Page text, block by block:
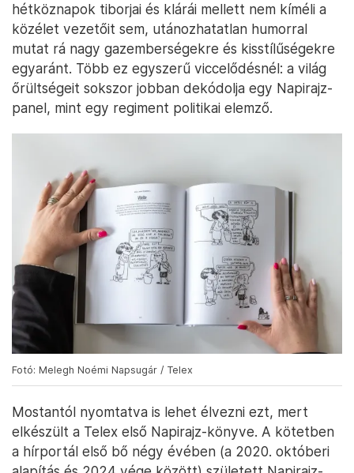
hétköznapok tiborjai és klárái mellett nem kíméli a
közélet vezetőit sem, utánozhatatlan humorral
mutat rá nagy gazemberségekre és kisstílűségekre
egyaránt. Több ez egyszerű viccelődésnél: a világ
őrültségeit sokszor jobban dekódolja egy Napirajz-
panel, mint egy regiment politikai elemző.
Fotó: Melegh Noémi Napsugár / Telex
Mostantól nyomtatva is lehet élvezni ezt, mert
elkészült a Telex első Napirajz-könyve. A kötetben
a hírportál első bő négy évében (a 2020. októberi